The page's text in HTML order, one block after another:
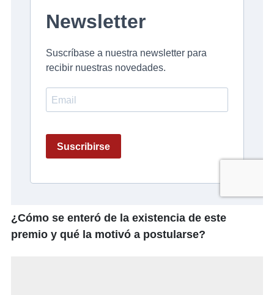
¿Cómo se enteró de la existencia de este
premio y qué la motivó a postularse?